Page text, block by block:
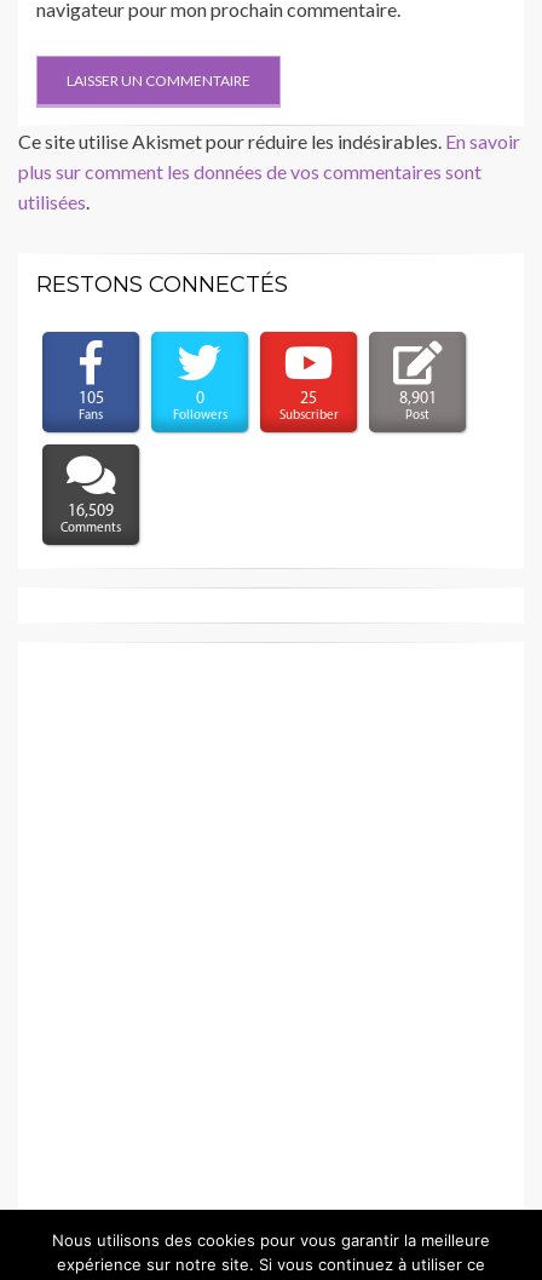
navigateur pour mon prochain commentaire.
Ce site utilise Akismet pour réduire les indésirables. En savoir
plus sur comment les données de vos commentaires sont
utilisées.
RESTONS CONNECTÉS
105
Fans
0
Followers
25
Subscriber
8,901
Post
16,509
Comments
Nous utilisons des cookies pour vous garantir la meilleure
expérience sur notre site. Si vous continuez à utiliser ce